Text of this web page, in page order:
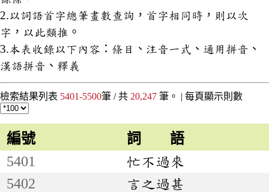
2.以詞語首字總筆畫數查詢，首字相同時，則以次
字，以此類推。
3.本表收錄以下內容：條目、注音一式、通用拼音、
漢語拼音、釋義
檢索結果列表 5401-5500筆 / 共 20,247 筆。 | 每頁顯示則數
編號
詞 語
5401
忙不過來
5402
言之過甚